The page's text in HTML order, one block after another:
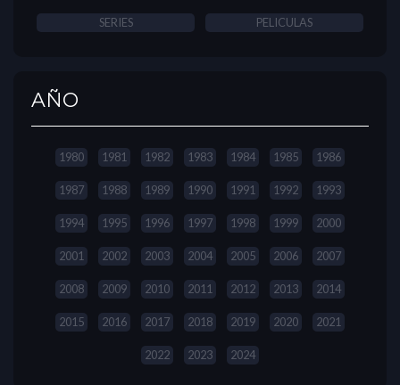
SERIES PELICULAS
AÑO
1980 1981 1982 1983 1984 1985 1986
1987 1988 1989 1990 1991 1992 1993
1994 1995 1996 1997 1998 1999 2000
2001 2002 2003 2004 2005 2006 2007
2008 2009 2010 2011 2012 2013 2014
2015 2016 2017 2018 2019 2020 2021
2022 2023 2024